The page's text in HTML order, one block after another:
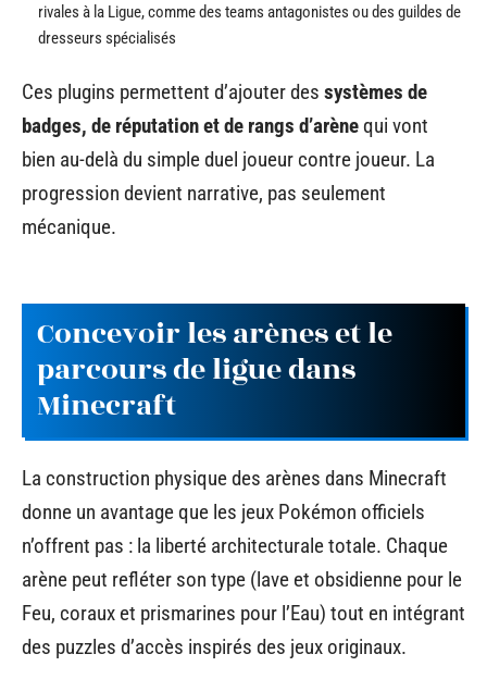
rivales à la Ligue, comme des teams antagonistes ou des guildes de
dresseurs spécialisés
Ces plugins permettent d’ajouter des systèmes de
badges, de réputation et de rangs d’arènequi vont
bien au-delà du simple duel joueur contre joueur. La
progression devient narrative, pas seulement
mécanique.
Concevoir les arènes et le
parcours de ligue dans
Minecraft
La construction physique des arènes dans Minecraft
donne un avantage que les jeux Pokémon officiels
n’offrent pas : la liberté architecturale totale. Chaque
arène peut refléter son type (lave et obsidienne pour le
Feu, coraux et prismarines pour l’Eau) tout en intégrant
des puzzles d’accès inspirés des jeux originaux.